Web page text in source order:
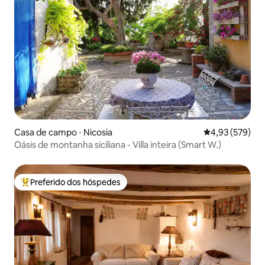
Casa de campo ⋅ Nicosia 4,93 de uma
4,93 (579)
Oásis de montanha siciliana - Villa inteira (Smart W.)
Entre os melhores preferidos dos hóspedes
Preferido dos hóspedes